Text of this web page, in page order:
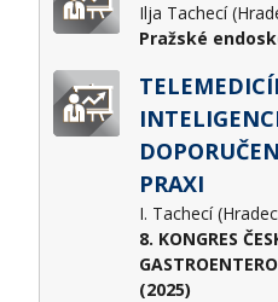
Ilja Tachecí
Pražské
PRAXI
I. Tachecí
8. KONGRES
(2025)